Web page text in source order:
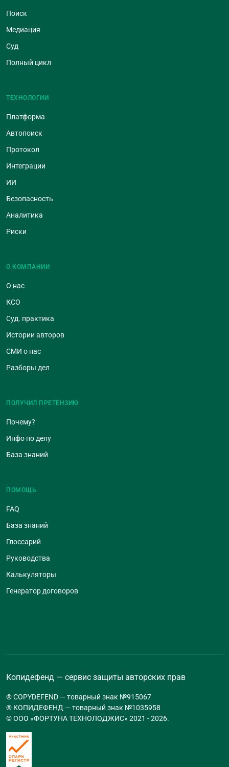
Поиск
Медиация
Суд
Полный цикл
ТЕХНОЛОГИИ
Платформа
Автопоиск
Протокол
Интеграции
ИИ
Безопасность
Аналитика
Риски
О КОМПАНИИ
О нас
КСО
Суд. практика
Истории авторов
СМИ о нас
Разборы дел
ПОЛУЧИЛ ПРЕТЕНЗИЮ
Почему?
Инфо по делу
База знаний
ПОМОЩЬ
FAQ
База знаний
Глоссарий
Руководства
Калькуляторы
Генератор договоров
Копидефенд — сервис защиты авторских прав
® COPYDEFEND — товарный знак №915067
® КОПИДЕФЕНД — товарный знак №1035958
© ООО «ФОРТУНА ТЕХНОЛОДЖИС» 2021 -2026.